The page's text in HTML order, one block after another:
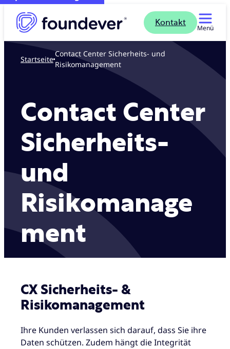
Kontakt
Menü
Startseite
Contact Center Sicherheits- und
Risikomanagement
Contact Center
Sicherheits-
und
Risikomanage
ment
CX Sicherheits- &
Risikomanagement
Ihre Kunden verlassen sich darauf, dass Sie ihre
Daten schützen. Zudem hängt die Integrität